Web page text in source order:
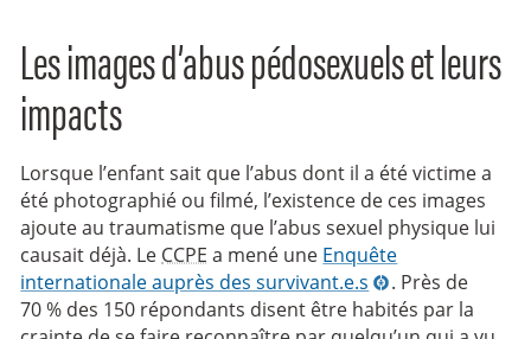
Les images d’abus pédosexuels et leurs
impacts
Lorsque l’enfant sait que l’abus dont il a été victime a
été photographié ou filmé, l’existence de ces images
ajoute au traumatisme que l’abus sexuel physique lui
causait déjà. Le CCPE a mené une Enquête
internationale auprès des survivant.e.s
. Près de
70 % des 150 répondants disent être habités par la